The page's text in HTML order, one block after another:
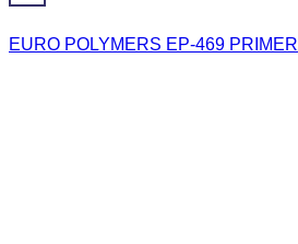
EURO POLYMERS EP-469 PRIMER